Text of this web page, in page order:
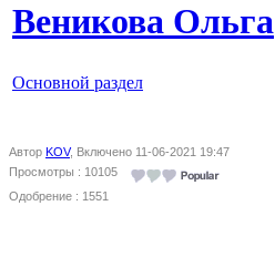
Веникова Ольга
Основной раздел
Автор KOV, Включено 11-06-2021 19:47
Просмотры : 10105
Одобрение : 1551